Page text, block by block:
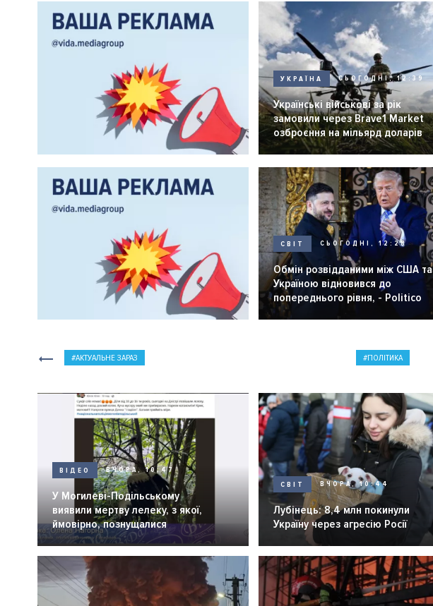
УКРАЇНА СЬОГОДНІ, 12:39
Українські військові за рік
замовили через Brave1 Market
озброєння на мільярд доларів
СВІТ СЬОГОДНІ, 12:28
Обмін розвідданими між США та
Україною відновився до
попереднього рівня, - Politico
АКТУАЛЬНЕ ЗАРАЗ ПОЛІТИКА
ВІДЕО ВЧОРА, 10:47
У Могилеві-Подільському
виявили мертву лелеку, з якої,
ймовірно, познущалися
СВІТ ВЧОРА, 10:44
Лубінець: 8,4 млн покинули
Україну через агресію Росії